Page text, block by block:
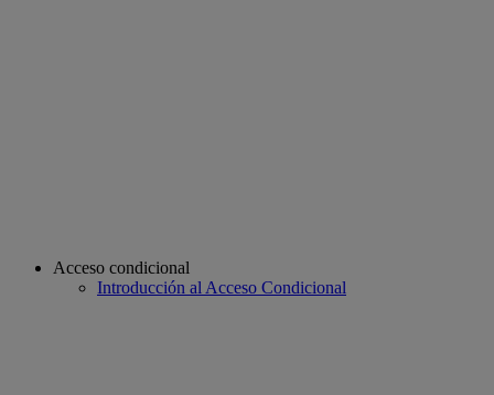
Acceso condicional
Introducción al Acceso Condicional